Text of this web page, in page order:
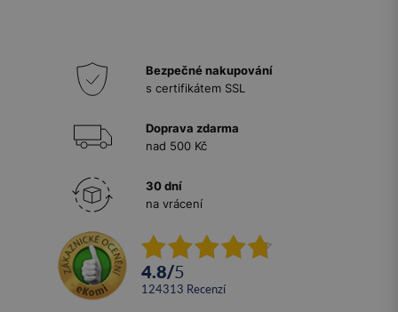
Bezpečné nakupování
s certifikátem SSL
Doprava zdarma
nad 500 Kč
30 dní
na vrácení
4.8/5
124313 recenzí